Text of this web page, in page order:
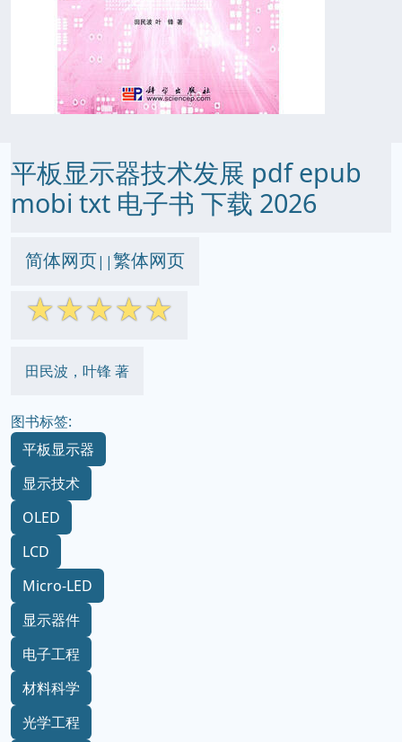
平板显示器技术发展 pdf epub
mobi txt 电子书 下载 2026
简体网页||繁体网页
☆☆☆☆☆
田民波，叶锋 著
图书标签:
平板显示器
显示技术
OLED
LCD
Micro-LED
显示器件
电子工程
材料科学
光学工程